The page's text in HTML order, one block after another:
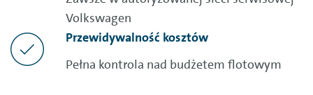
Volkswagen
Przewidywalność kosztów
Pełna kontrola nad budżetem flotowym